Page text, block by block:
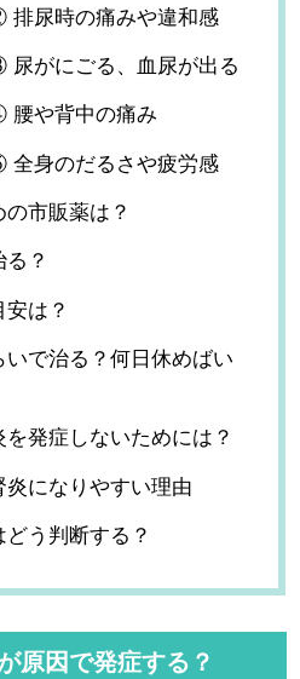
排尿時の痛みや違和感
がにごる、血尿が出る
腰や背中の痛み
全身のだるさや疲労感
の市販薬は？
？
は？
で治る？何日休めばい
を発症しないためには？
になりやすい理由
う判断する？
原因で発症する？